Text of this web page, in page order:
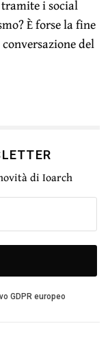
i social
È forse la fine
del
di Ioarch
GDPR europeo